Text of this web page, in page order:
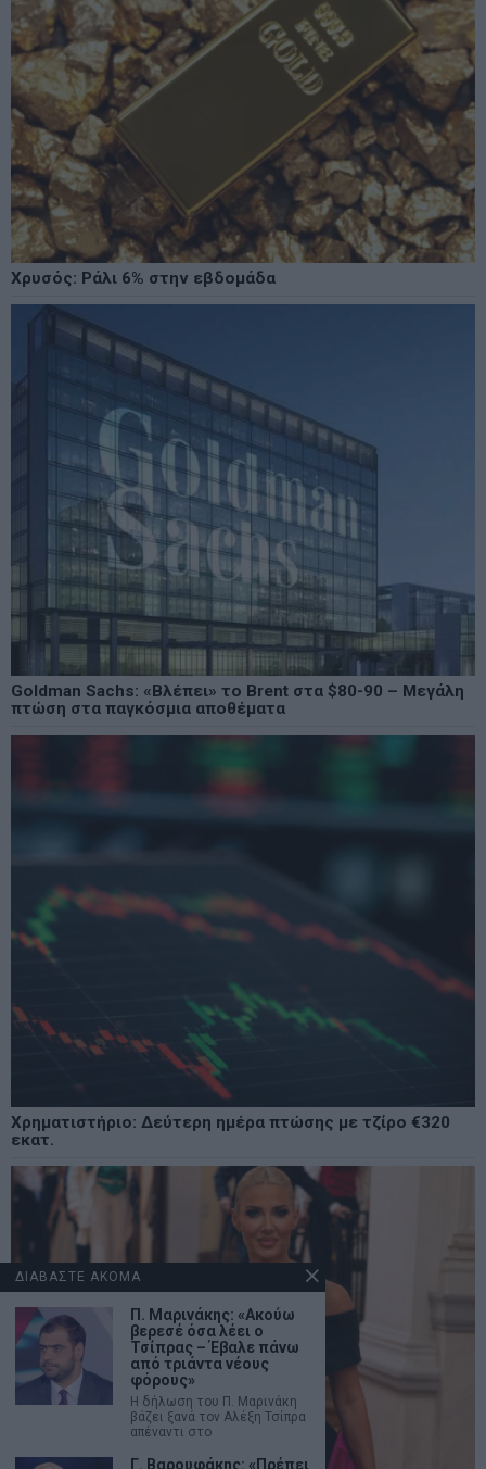
Χρυσός: Ράλι 6% στην εβδομάδα
Goldman Sachs: «Βλέπει» το Brent στα $80-90 – Μεγάλη
πτώση στα παγκόσμια αποθέματα
Χρηματιστήριο: Δεύτερη ημέρα πτώσης με τζίρο €320
εκατ.
ΔΙΑΒΑΣΤΕ ΑΚΟΜΑ
Π. Μαρινάκης: «Ακούω
βερεσέ όσα λέει ο
Τσίπρας – Έβαλε πάνω
από τριάντα νέους
φόρους»
Η δήλωση του Π. Μαρινάκη
βάζει ξανά τον Αλέξη Τσίπρα
απέναντι στο
Γ. Βαρουφάκης: «Πρέπει